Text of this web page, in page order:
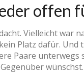
offen
Vielleicht war
Platz dafür. Und
Paare
wünschst.